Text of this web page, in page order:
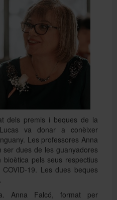
dels premis i beques de la
va donar a conèixer
Les professores Anna
dues de les guanyadores
pels seus respectius
19. Les dues beques
Anna Falcó, format per